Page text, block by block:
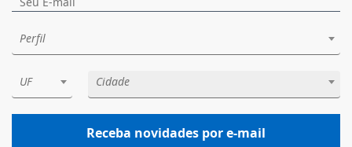
Perfil
UF Cidade
Receba novidades por e-mail